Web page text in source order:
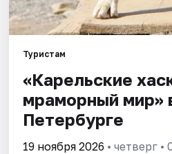
Туристам
«Карельские
мраморный мир»
Петербурге
19 ноября 2026 • четверг •